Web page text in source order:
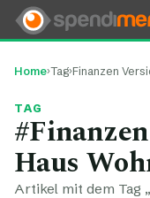
Home›Tag›Finanzen
TAG
Haus
Artikel mit dem Tag